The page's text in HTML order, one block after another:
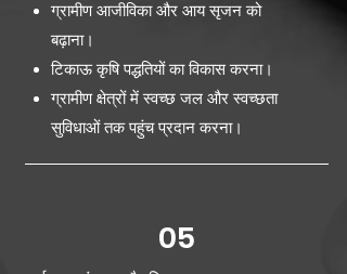
ग्रामीण आजीविका और आय सृजन को
बढ़ाना।
टिकाऊ कृषि पद्धतियों का विकास करना।
ग्रामीण क्षेत्रों में स्वच्छ जल और स्वच्छता
सुविधाओं तक पहुंच प्रदान करना।
05